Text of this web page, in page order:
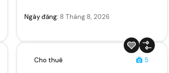
Ngày đăng: 8 Tháng 8, 2026
Cho thuê 5